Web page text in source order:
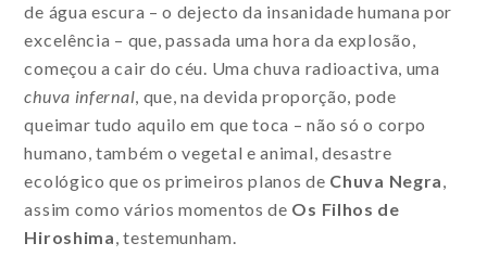
de água escura – o dejecto da insanidade humana por
excelência – que, passada uma hora da explosão,
começou a cair do céu. Uma chuva radioactiva, uma
chuva infernal, que, na devida proporção, pode
queimar tudo aquilo em que toca – não só o corpo
humano, também o vegetal e animal, desastre
ecológico que os primeiros planos de Chuva Negra,
assim como vários momentos de Os Filhos de
Hiroshima, testemunham.